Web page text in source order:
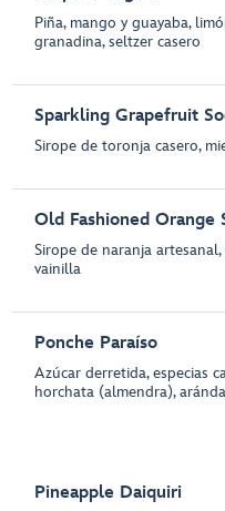
Piña, mango y guayaba,
granadina, seltzer casero
Sparkling Grapefruit
Sirope de toronja casero,
Old Fashioned Orange
Sirope de naranja
vainilla
Ponche Paraíso
Azúcar derretida, especias
horchata (almendra),
Pineapple Daiquiri